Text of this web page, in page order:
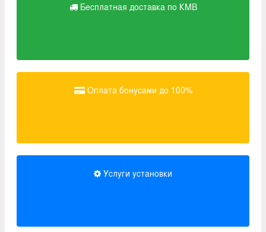
Бесплатная доставка по КМВ
Оплата бонусами до 100%
Услуги установки